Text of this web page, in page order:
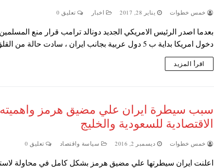
خمس خطوات يناير 28, 2017 اخبار تعليق 0
بعدما اصدر الرئيس الامريكي الجديد دونالد ترامب قرار منع
دخول امريكا بداية ب 5 دول عربية بجانب ايران ، سادت حالة من القلق…
اقرأ المزيد
سبب سيطرة ايران علي مضيق هرمز واهميته
الاقتصادية للسعودية والخليج
خمس خطوات ديسمبر 2, 2016 سياسة واقتصاد تعليق 0
اعلنت ايران سيطرتها علي مضيق هرمز بشكل كامل في محاولة